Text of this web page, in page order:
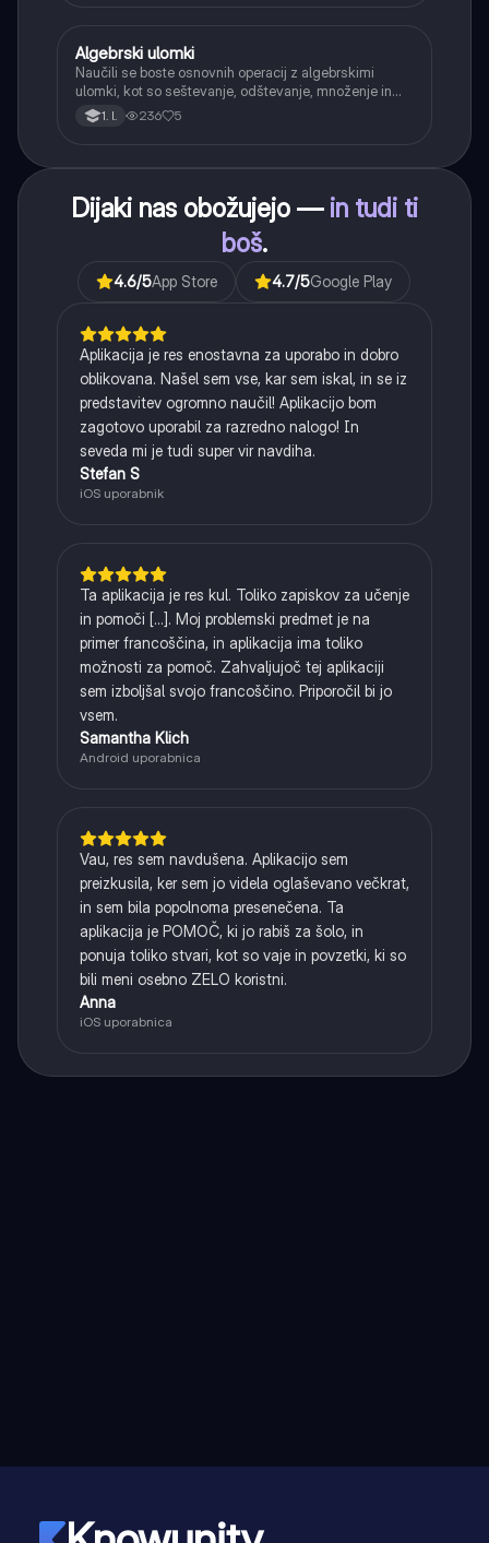
Matematika
Algebrski ulomki
Naučili se boste osnovnih operacij z algebrskimi
ulomki, kot so seštevanje, odštevanje, množenje in
deljenje.
1. l. 236 5
Dijaki nas obožujejo — in tudi ti
boš.
4.6/5App Store 4.7/5Google Play
Aplikacija je res enostavna za uporabo in dobro
oblikovana. Našel sem vse, kar sem iskal, in se iz
predstavitev ogromno naučil! Aplikacijo bom
zagotovo uporabil za razredno nalogo! In
seveda mi je tudi super vir navdiha.
Stefan S
iOS uporabnik
Ta aplikacija je res kul. Toliko zapiskov za učenje
in pomoči [...]. Moj problemski predmet je na
primer francoščina, in aplikacija ima toliko
možnosti za pomoč. Zahvaljujoč tej aplikaciji
sem izboljšal svojo francoščino. Priporočil bi jo
vsem.
Samantha Klich
Android uporabnica
Vau, res sem navdušena. Aplikacijo sem
preizkusila, ker sem jo videla oglaševano večkrat,
in sem bila popolnoma presenečena. Ta
aplikacija je POMOČ, ki jo rabiš za šolo, in
ponuja toliko stvari, kot so vaje in povzetki, ki so
bili meni osebno ZELO koristni.
Anna
iOS uporabnica